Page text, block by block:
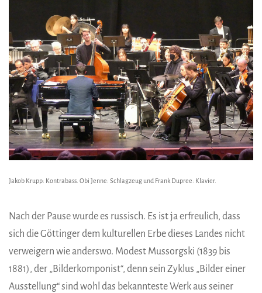
Jakob Krupp: Kontrabass. Obi Jenne: Schlagzeug und Frank Dupree: Klavier.
Nach der Pause wurde es russisch. Es ist ja erfreulich, dass
sich die Göttinger dem kulturellen Erbe dieses Landes nicht
verweigern wie anderswo. Modest Mussorgski (1839 bis
1881), der „Bilderkomponist“, denn sein Zyklus „Bilder einer
Ausstellung“ sind wohl das bekannteste Werk aus seiner